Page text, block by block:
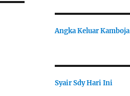
Angka Keluar Kamboja
Syair Sdy Hari Ini